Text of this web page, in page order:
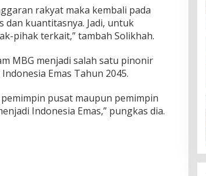
rakyat maka kembali pada
kuantitasnya. Jadi, untuk
pihak terkait,” tambah Solikhah.
MBG menjadi salah satu pinonir
Emas Tahun 2045.
pusat maupun pemimpin
Indonesia Emas,” pungkas dia.